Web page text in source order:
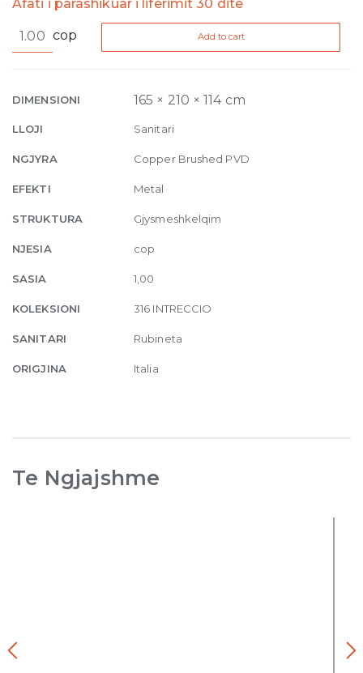
Afati i parashikuar i liferimit 30 ditë
316
Mixer
spout
Intreccio,
waste
708
Brushed
quantity
cop Add to cart
DIMENSIONI 165 × 210 × 114 cm
LLOJI Sanitari
NGJYRA Copper Brushed PVD
EFEKTI Metal
STRUKTURA Gjysmeshkelqim
NJESIA cop
SASIA 1,00
KOLEKSIONI 316 INTRECCIO
SANITARI Rubineta
ORIGJINA Italia
Te Ngjajshme